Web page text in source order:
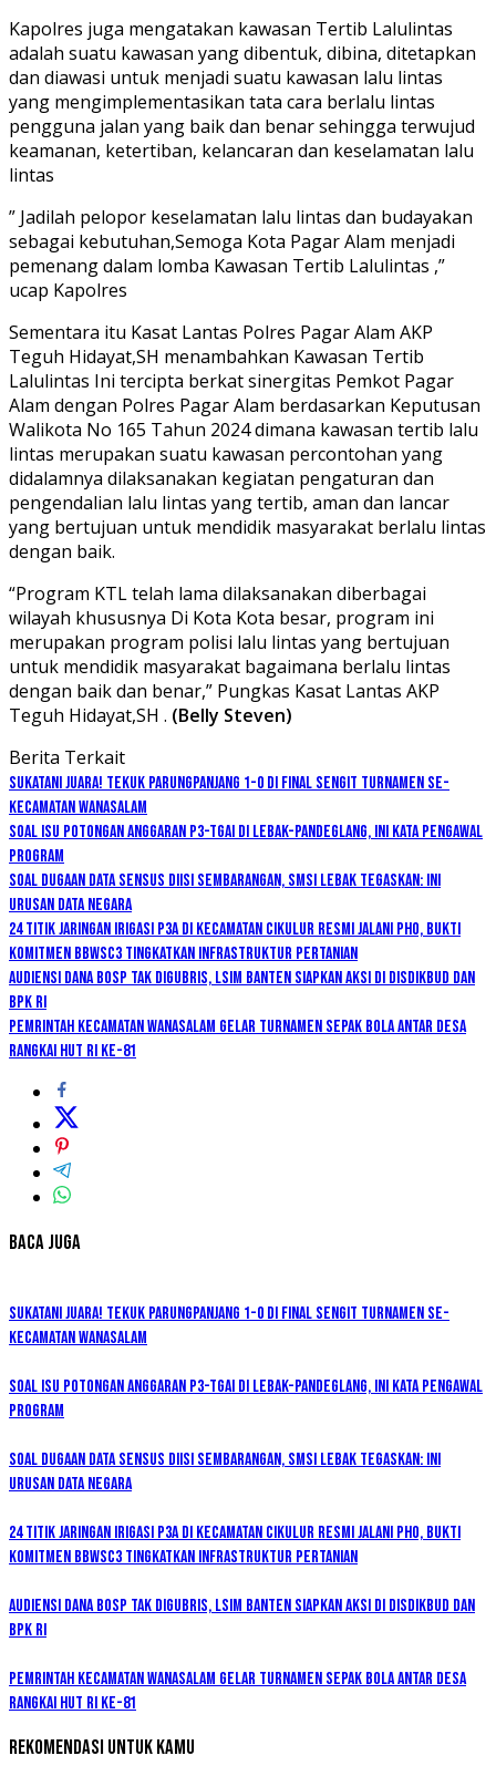
Kapolres juga mengatakan kawasan Tertib Lalulintas
adalah suatu kawasan yang dibentuk, dibina, ditetapkan
dan diawasi untuk menjadi suatu kawasan lalu lintas
yang mengimplementasikan tata cara berlalu lintas
pengguna jalan yang baik dan benar sehingga terwujud
keamanan, ketertiban, kelancaran dan keselamatan lalu
lintas
” Jadilah pelopor keselamatan lalu lintas dan budayakan
sebagai kebutuhan,Semoga Kota Pagar Alam menjadi
pemenang dalam lomba Kawasan Tertib Lalulintas ,”
ucap Kapolres
Sementara itu Kasat Lantas Polres Pagar Alam AKP
Teguh Hidayat,SH menambahkan Kawasan Tertib
Lalulintas Ini tercipta berkat sinergitas Pemkot Pagar
Alam dengan Polres Pagar Alam berdasarkan Keputusan
Walikota No 165 Tahun 2024 dimana kawasan tertib lalu
lintas merupakan suatu kawasan percontohan yang
didalamnya dilaksanakan kegiatan pengaturan dan
pengendalian lalu lintas yang tertib, aman dan lancar
yang bertujuan untuk mendidik masyarakat berlalu lintas
dengan baik.
“Program KTL telah lama dilaksanakan diberbagai
wilayah khususnya Di Kota Kota besar, program ini
merupakan program polisi lalu lintas yang bertujuan
untuk mendidik masyarakat bagaimana berlalu lintas
dengan baik dan benar,” Pungkas Kasat Lantas AKP
Teguh Hidayat,SH . (Belly Steven)
Berita Terkait
Sukatani Juara! Tekuk Parungpanjang 1-0 di Final Sengit Turnamen se-
Kecamatan Wanasalam
Soal Isu Potongan Anggaran P3-TGAI di Lebak-Pandeglang, Ini Kata Pengawal
Program
Soal Dugaan Data Sensus Diisi Sembarangan, SMSI Lebak Tegaskan: Ini
Urusan Data Negara
24 Titik Jaringan Irigasi P3A di Kecamatan Cikulur Resmi Jalani PHO, Bukti
Komitmen BBWSC3 Tingkatkan Infrastruktur Pertanian
Audiensi Dana BOSP Tak Digubris, LSIM Banten Siapkan Aksi di Disdikbud dan
BPK RI
Pemrintah kecamatan Wanasalam Gelar Turnamen Sepak Bola Antar Desa
Rangkai HUT RI ke-81
Baca Juga
Sukatani Juara! Tekuk Parungpanjang 1-0 di Final Sengit Turnamen se-
Kecamatan Wanasalam
Soal Isu Potongan Anggaran P3-TGAI di Lebak-Pandeglang, Ini Kata Pengawal
Program
Soal Dugaan Data Sensus Diisi Sembarangan, SMSI Lebak Tegaskan: Ini
Urusan Data Negara
24 Titik Jaringan Irigasi P3A di Kecamatan Cikulur Resmi Jalani PHO, Bukti
Komitmen BBWSC3 Tingkatkan Infrastruktur Pertanian
Audiensi Dana BOSP Tak Digubris, LSIM Banten Siapkan Aksi di Disdikbud dan
BPK RI
Pemrintah kecamatan Wanasalam Gelar Turnamen Sepak Bola Antar Desa
Rangkai HUT RI ke-81
Rekomendasi untuk kamu